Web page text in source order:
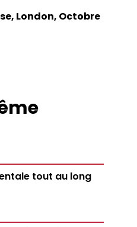
London, Octobre
tout au long